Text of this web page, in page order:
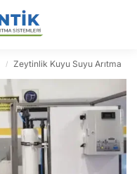
/ Zeytinlik Kuyu Suyu Arıtma